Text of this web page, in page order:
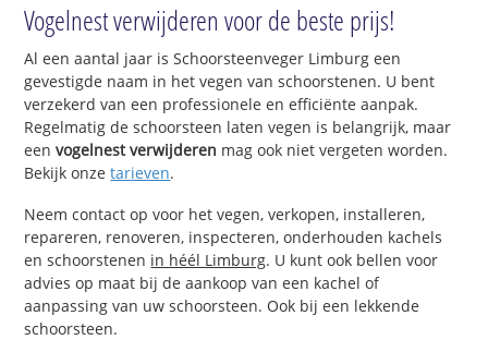
Vogelnest verwijderen voor de beste prijs!
Al een aantal jaar is Schoorsteenveger Limburg een
gevestigde naam in het vegen van schoorstenen. U bent
verzekerd van een professionele en efficiënte aanpak.
Regelmatig de schoorsteen laten vegen is belangrijk, maar
eenvogelnest verwijderen mag ook niet vergeten worden.
Bekijk onzetarieven.
Neem contact op voor het vegen, verkopen, installeren,
repareren, renoveren, inspecteren, onderhouden kachels
en schoorstenen in héél Limburg. U kunt ook bellen voor
advies op maat bij de aankoop van een kachel of
aanpassing van uw schoorsteen. Ook bij een lekkende
schoorsteen.